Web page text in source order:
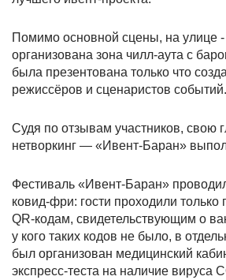
Помимо основной сцены, на улице
организована зона чилл-аута с
была презентована только что
режиссёров и сценаристов событий.
Судя по отзывам участников, свою
нетворкинг — «Ивент-Баран»
Фестиваль «Ивент-Баран»
ковид-фри: гости проходили
QR-кодам, свидетельствующим о
у кого таких кодов не было, в
был организован медицинский
экспресс-теста на наличие вируса